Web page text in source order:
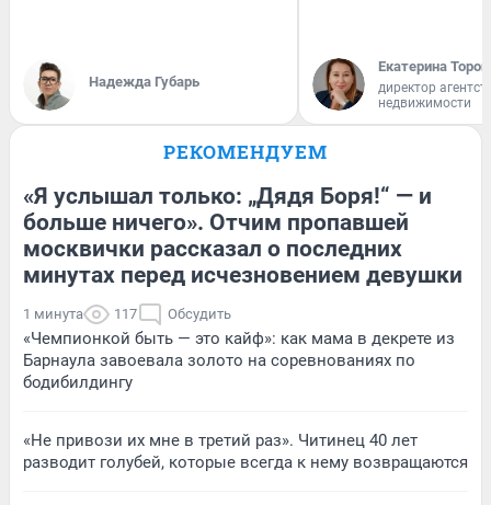
Надежда Губарь
Екатерина
директор
недвижимости
РЕКОМЕНДУЕМ
«Я услышал только: „Дядя Боря!“ — и
больше ничего». Отчим пропавшей
москвички рассказал о последних
минутах перед исчезновением девушки
1 минута 117 Обсудить
«Чемпионкой быть — это кайф»: как мама в декрете из
Барнаула завоевала золото на соревнованиях по
бодибилдингу
«Не привози их мне в третий раз». Читинец 40 лет
разводит голубей, которые всегда к нему возвращаются